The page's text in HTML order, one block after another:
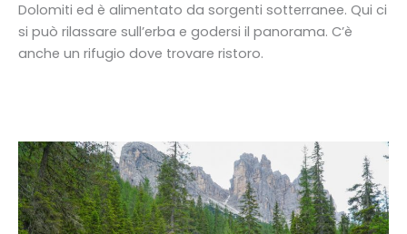
Dolomiti ed è alimentato da sorgenti sotterranee. Qui ci
si può rilassare sull’erba e godersi il panorama. C’è
anche un rifugio dove trovare ristoro.